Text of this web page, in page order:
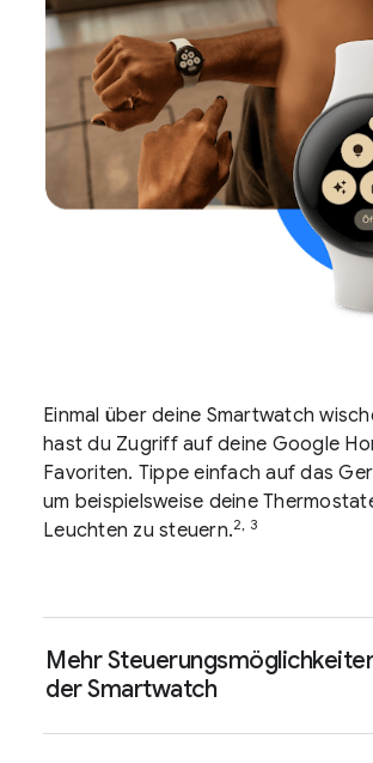
Einmal über deine Smartwatch
hast du Zugriff auf deine Google
Favoriten. Tippe einfach auf das
um beispielsweise deine
Leuchten zu steuern.2, 3
Mehr
der Smartwatch